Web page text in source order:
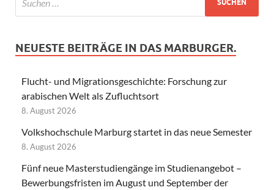
NEUESTE BEITRÄGE IN DAS MARBURGER.
Flucht- und Migrationsgeschichte: Forschung zur
arabischen Welt als Zufluchtsort
8. August 2026
Volkshochschule Marburg startet in das neue Semester
8. August 2026
Fünf neue Masterstudiengänge im Studienangebot –
Bewerbungsfristen im August und September der